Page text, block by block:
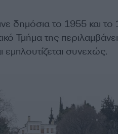
δημόσια το 1955 και το
Τμήμα της
εμπλουτίζεται συνεχώς.